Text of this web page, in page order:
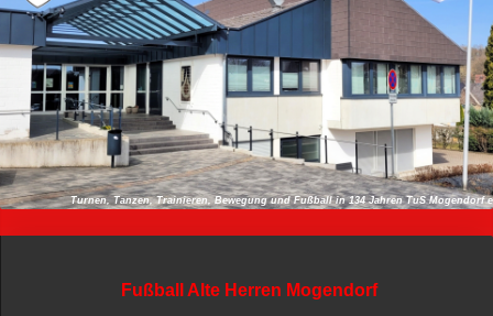
Turnen, Tanzen, Trainieren, Bewegung und Fußball in 134 Jahren TuS
Fußball Alte Herren Mogendorf